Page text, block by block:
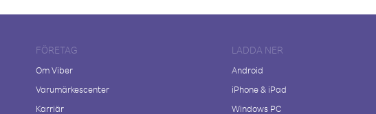
FÖRETAG
Om Viber
Varumärkescenter
Karriär
LADDA NER
Android
iPhone & iPad
Windows PC